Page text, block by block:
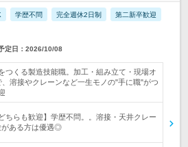
学歴不問 完全週休2日制 第二新卒歓迎
定日：2026/10/08
つくる製造技能職。加工・組み立て・現場オ
溶接やクレーンなど一生モノの"手に職"がつ
ちらも歓迎】学歴不問。。溶接・天井クレー
がある方は優遇◎